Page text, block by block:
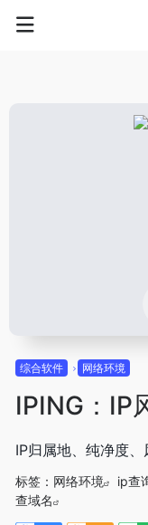
综合软件 网络环境
IPING：IP
IP归属地、纯净度
标签： 网络环境
ip查
查域名